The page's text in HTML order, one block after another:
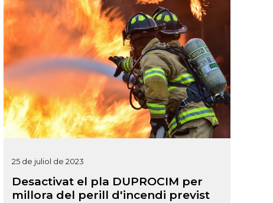
25 de juliol de 2023
Desactivat el pla DUPROCIM per
millora del perill d'incendi previst